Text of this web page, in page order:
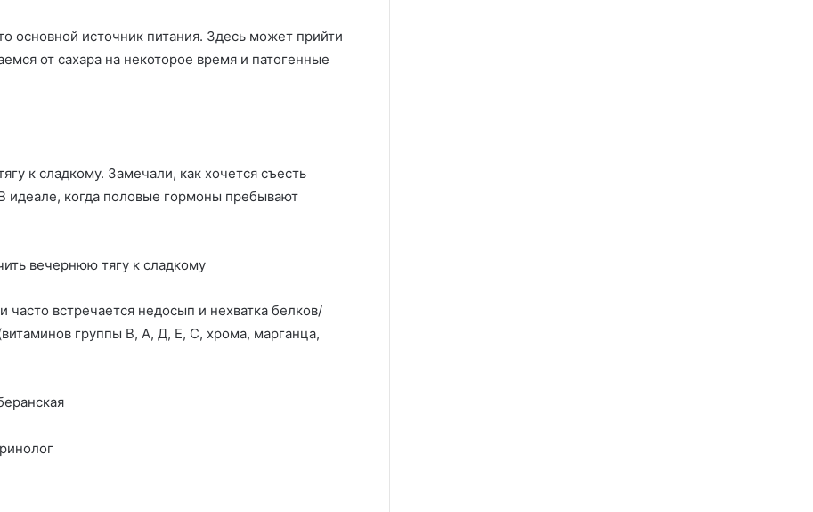
основной источник питания. Здесь может прийти
от сахара на некоторое время и патогенные
к сладкому. Замечали, как хочется съесть
идеале, когда половые гормоны пребывают
вечернюю тягу к сладкому
встречается недосып и нехватка белков/
группы В, А, Д, Е, С, хрома, марганца,